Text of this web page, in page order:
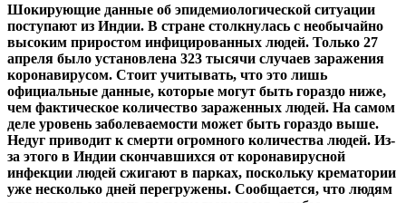
Шокирующие данные об эпидемиологической ситуации
поступают из Индии. В стране столкнулась с необычайно
высоким приростом инфицированных людей. Только 27
апреля было установлена 323 тысячи случаев заражения
коронавирусом. Стоит учитывать, что это лишь
официальные данные, которые могут быть гораздо ниже,
чем фактическое количество зараженных людей. На самом
деле уровень заболеваемости может быть гораздо выше.
Недуг приводит к смерти огромного количества людей. Из-
за этого в Индии скончавшихся от коронавирусной
инфекции людей сжигают в парках, поскольку крематории
уже несколько дней перегружены. Сообщается, что людям